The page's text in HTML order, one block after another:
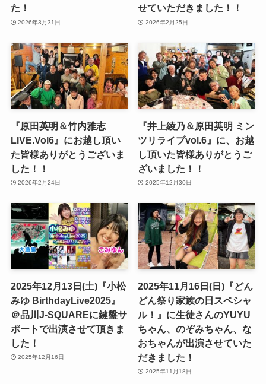
た！
2026年3月31日
せていただきました！！
2026年2月25日
『原田英明＆竹内雅志
LIVE.Vol6』にお越し頂い
た皆様ありがとうございま
した！！
2026年2月24日
『井上綾乃＆原田英明 ミン
ツリライブvol.6』に、お越
し頂いた皆様ありがとうご
ざいました！！
2025年12月30日
2025年12月13日(土)『小松
みゆ BirthdayLive2025』
＠品川J-SQUAREに鍵盤サ
ポートで出演させて頂きま
した！
2025年12月16日
2025年11月16日(日)『どん
どん祭り家族の日スペシャ
ル！』に生徒さんのYUYU
ちゃん、のぞみちゃん、な
おちゃんが出演させていた
だきました！
2025年11月18日